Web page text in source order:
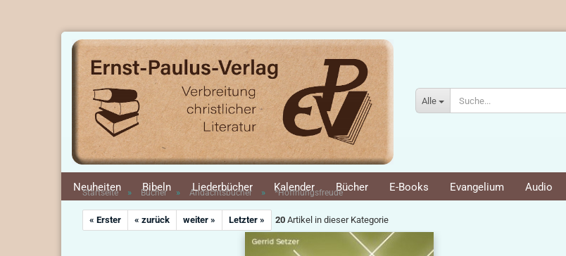
Alle
Neuheiten Bibeln Liederbücher Kalender Bücher E-Books Evangelium Audio
Startseite » Bücher » Andachtsbücher » *Hoffnungsfreude
« Erster « zurück weiter » Letzter » 20 Artikel in dieser Kategorie